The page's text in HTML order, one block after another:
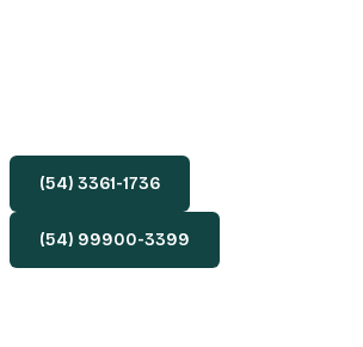
(54) 3361-1736
(54) 99900-3399